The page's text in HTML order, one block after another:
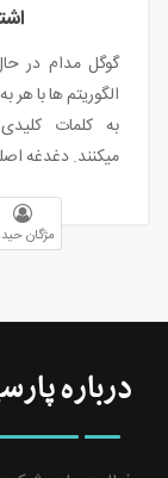
گوگل مدام در
الگوریتم ها با
به کلمات
میکنند.دغدغه
مژگان
درباره